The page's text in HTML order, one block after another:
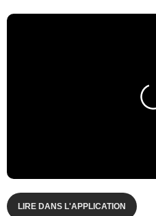
LIRE DANS L'APPLICATION